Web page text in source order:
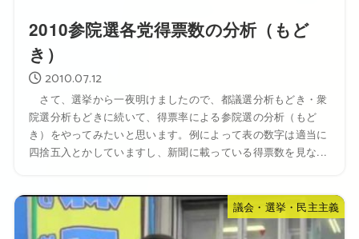
2010参院選各党得票数の分析（もど
き）
2010.07.12
さて、選挙から一夜明けましたので、都議選分析もどき・衆
院選分析もどきに続いて、得票率による参院選の分析（もど
き）をやってみたいと思います。例によって表の数字は適当に
四捨五入とかしていますし、新聞に載っている得票数を見な...
議会・選挙・民主主義